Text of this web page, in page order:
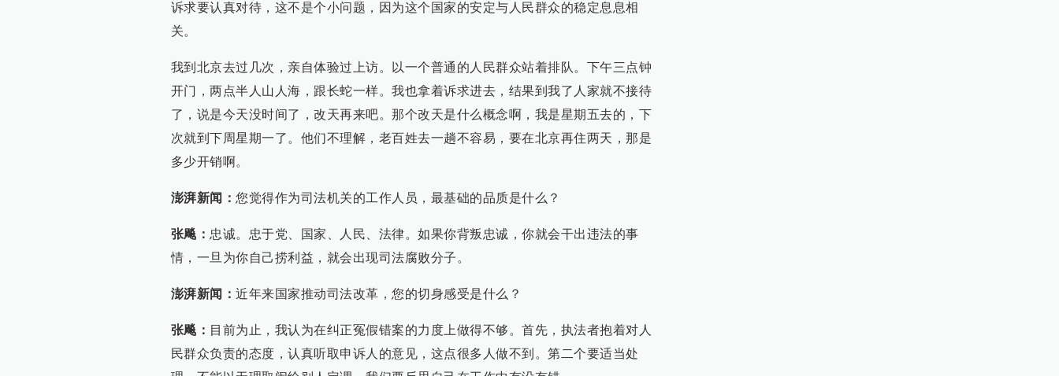
诉求要认真对待，这不是个小问题，因为这个国家的安定与人民群众的稳定息息相
关。
我到北京去过几次，亲自体验过上访。以一个普通的人民群众站着排队。下午三点钟
开门，两点半人山人海，跟长蛇一样。我也拿着诉求进去，结果到我了人家就不接待
了，说是今天没时间了，改天再来吧。那个改天是什么概念啊，我是星期五去的，下
次就到下周星期一了。他们不理解，老百姓去一趟不容易，要在北京再住两天，那是
多少开销啊。
澎湃新闻： 您觉得作为司法机关的工作人员，最基础的品质是什么？
张飚： 忠诚。忠于党、国家、人民、法律。如果你背叛忠诚，你就会干出违法的事
情，一旦为你自己捞利益，就会出现司法腐败分子。
澎湃新闻： 近年来国家推动司法改革，您的切身感受是什么？
张飚： 目前为止，我认为在纠正冤假错案的力度上做得不够。首先，执法者抱着对人
民群众负责的态度，认真听取申诉人的意见，这点很多人做不到。第二个要适当处